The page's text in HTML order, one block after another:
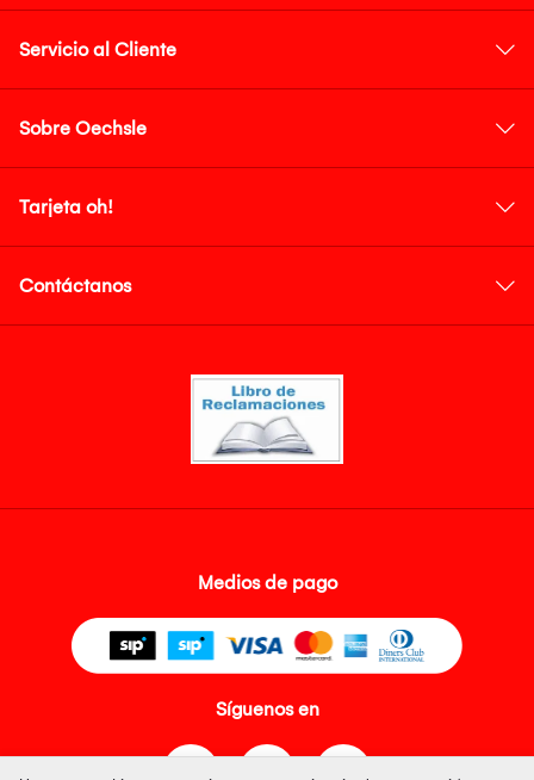
Servicio al Cliente
Sobre Oechsle
Tarjeta oh!
Contáctanos
Medios de pago
Síguenos en